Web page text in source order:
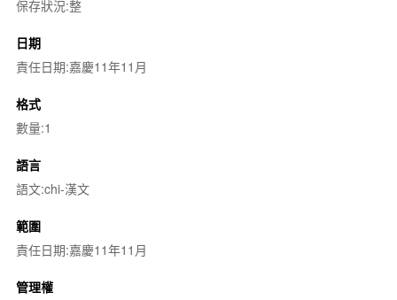
保存狀況:整
日期
責任日期:嘉慶11年11月
格式
數量:1
語言
語文:chi-漢文
範圍
責任日期:嘉慶11年11月
管理權